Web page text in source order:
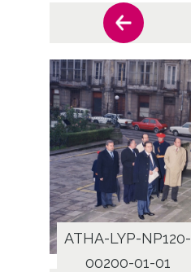
ATHA-LYP-NP120-
00200-01-01